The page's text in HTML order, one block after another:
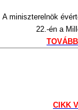
A miniszterelnök
22.-én a
CIKK